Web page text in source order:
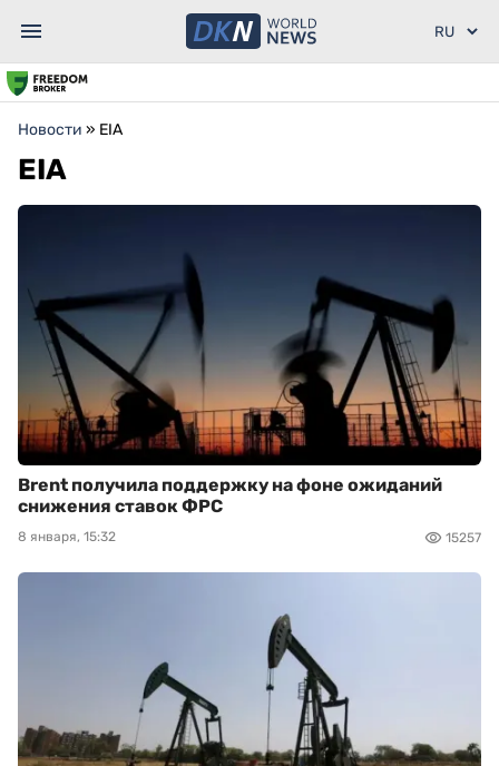
Новости » EIA
EIA
Brent получила поддержку на фоне ожиданий
снижения ставок ФРС
8 января, 15:32 15257